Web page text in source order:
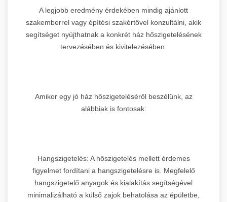
A legjobb eredmény érdekében mindig ajánlott
szakemberrel vagy építési szakértővel konzultálni, akik
segítséget nyújthatnak a konkrét ház hőszigetelésének
tervezésében és kivitelezésében.
Amikor egy jó ház hőszigeteléséről beszélünk, az
alábbiak is fontosak:
Hangszigetelés: A hőszigetelés mellett érdemes
figyelmet fordítani a hangszigetelésre is. Megfelelő
hangszigetelő anyagok és kialakítás segítségével
minimalizálható a külső zajok behatolása az épületbe,